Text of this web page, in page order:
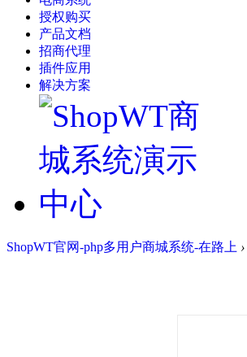
授权购买
产品文档
招商代理
插件应用
解决方案
ShopWT官网-php多用户商城系统-在路上 ›